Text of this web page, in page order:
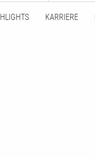
KARRIERE